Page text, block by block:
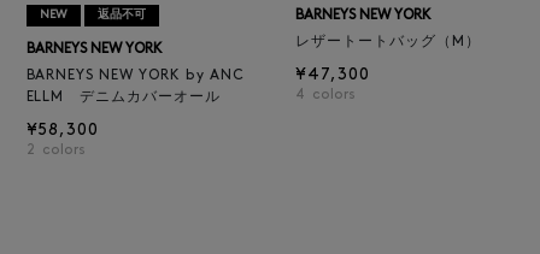
NEW 返品不可
BARNEYS NEW YORK
BARNEYS NEW YORK by ANC
ELLM デニムカバーオール
¥58,300
2 colors
BARNEYS NEW YORK
レザートートバッグ（M）
¥47,300
4 colors